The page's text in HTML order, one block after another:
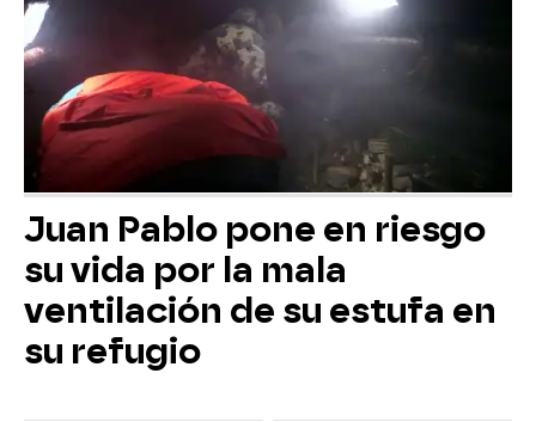
Juan Pablo pone en riesgo
su vida por la mala
ventilación de su estufa en
su refugio